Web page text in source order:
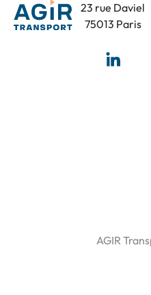
23 rue Daviel
75013 Paris
AGIR